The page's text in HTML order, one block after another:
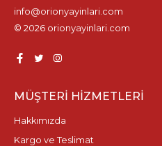
info@orionyayinlari.com
© 2026 orionyayinlari.com
MÜŞTERI HIZMETLERI
Hakkımızda
Kargo ve Teslimat